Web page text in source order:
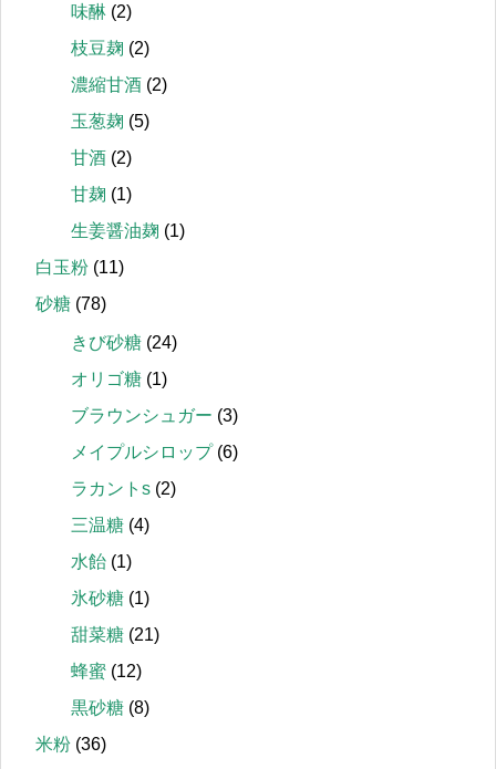
味醂 (2)
枝豆麹 (2)
濃縮甘酒 (2)
玉葱麹 (5)
甘酒 (2)
甘麹 (1)
生姜醤油麹 (1)
白玉粉 (11)
砂糖 (78)
きび砂糖 (24)
オリゴ糖 (1)
ブラウンシュガー (3)
メイプルシロップ(6)
ラカントs (2)
三温糖 (4)
水飴 (1)
氷砂糖 (1)
甜菜糖 (21)
蜂蜜 (12)
黒砂糖 (8)
米粉 (36)